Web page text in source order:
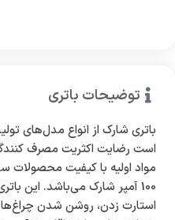
توضیحات باتری
باتری شارک از انواع مدل‌های
است رضایت اکثریت مصرف
مواد اولیه با کیفیت محصولات
100 آمپر شارک می‌باشد. این
استارت زدن، روشن شدن